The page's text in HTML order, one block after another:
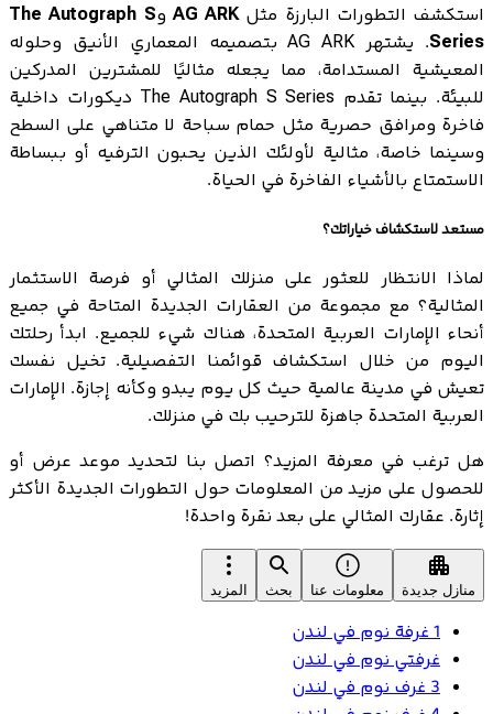
استكشف التطورات البارزة مثلAG ARK وThe Autograph S
Series
. يشتهر AG ARK بتصميمه المعماري الأنيق وحلوله
المعيشية المستدامة، مما يجعله مثاليًا للمشترين المدركين
للبيئة. بينما تقدم The Autograph S Series ديكورات داخلية
فاخرة ومرافق حصرية مثل حمام سباحة لا متناهي على السطح
وسينما خاصة، مثالية لأولئك الذين يحبون الترفيه أو ببساطة
الاستمتاع بالأشياء الفاخرة في الحياة.
مستعد لاستكشاف خياراتك؟
لماذا الانتظار للعثور على منزلك المثالي أو فرصة الاستثمار
المثالية؟ مع مجموعة من العقارات الجديدة المتاحة في جميع
أنحاء الإمارات العربية المتحدة، هناك شيء للجميع. ابدأ رحلتك
اليوم من خلال استكشاف قوائمنا التفصيلية. تخيل نفسك
تعيش في مدينة عالمية حيث كل يوم يبدو وكأنه إجازة. الإمارات
العربية المتحدة جاهزة للترحيب بك في منزلك.
هل ترغب في معرفة المزيد؟ اتصل بنا لتحديد موعد عرض أو
للحصول على مزيد من المعلومات حول التطورات الجديدة الأكثر
إثارة. عقارك المثالي على بعد نقرة واحدة!
منازل جديدة معلومات عنا بحث المزيد
1 غرفة نوم في لندن
غرفتي نوم في لندن
3 غرف نوم في لندن